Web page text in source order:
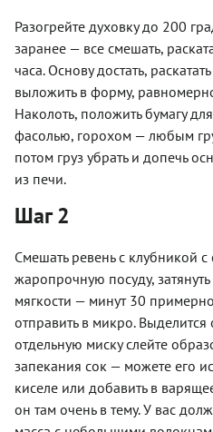
Разогрейте духовку до 200
заранее — все смешать,
часа. Основу достать,
выложить в форму,
Наколоть, положить бумагу
фасолью, горохом — любым
потом груз убрать и допечь
из печи.
Шаг 2
Смешать ревень с клубникой
жаропрочную посуду,
мягкости — минут 30
отправить в микро. Выделится
отдельную миску слейте
запекания сок — можете его
киселе или добавить в
он там очень в тему. У вас